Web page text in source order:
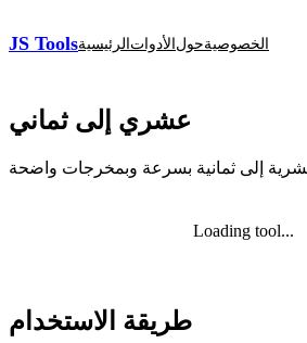
JS Toolsالرئيسية الأدوات حولالخصوصية
عشري إلى ثماني
Loading tool...
طريقة الاستخدام